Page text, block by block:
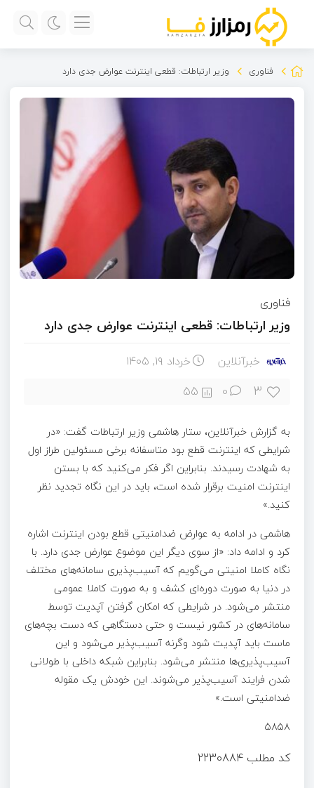
فناوری وزیر ارتباطات: قطعی اینترنت عوارض جدی دارد
فناوری
وزیر ارتباطات: قطعی اینترنت عوارض جدی دارد
خبرآنلاین خرداد ۱۹, ۱۴۰۵
3
0
55
به گزارش خبرآنلاین، ستار هاشمی وزیر ارتباطات گفت:‌ «در
شرایطی که اینترنت قطع بود متاسفانه برخی مسئولین طراز اول
به شهادت رسیدند. بنابراین اگر فکر می‌کنید که با بستن
اینترنت امنیت برقرار شده است، باید در این نگاه تجدید نظر
کنید.»
هاشمی در ادامه به عوارض ضدامنیتی قطع بودن اینترنت اشاره
کرد و ادامه داد: «از سوی دیگر این موضوع عوارض جدی دارد. با
نگاه کاملا امنیتی می‌گویم که آسیب‌پذیری سامانه‌های مختلف
در دنیا به صورت دوره‌ای کشف و به صورت کاملا عمومی
منتشر می‌شود. در شرایطی که امکان گرفتن آپدیت توسط
سامانه‌های در کشور نیست و حتی دستگاهی که دست بچه‌های
ماست باید آپدیت شود وگرنه آسیب‌پذیر می‌شود و این
آسیب‌پذیری‌ها منتشر می‌شود. بنابراین شبکه داخلی با طولانی
شدن فرایند آسیب‌پذیر می‌شوند. این خودش یک مقوله
ضدامنیتی است.»
۵۸۵۸
کد مطلب 2230884